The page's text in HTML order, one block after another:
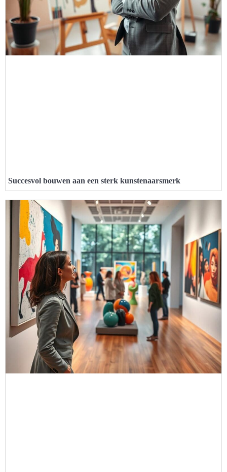
Succesvol bouwen aan een sterk kunstenaarsmerk